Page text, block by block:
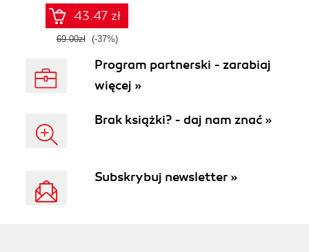
inteligencji
43.47 zł
69.00zł (-37%)
Program partnerski - zarabiaj
więcej »
Brak książki? - daj nam znać »
Subskrybuj newsletter »